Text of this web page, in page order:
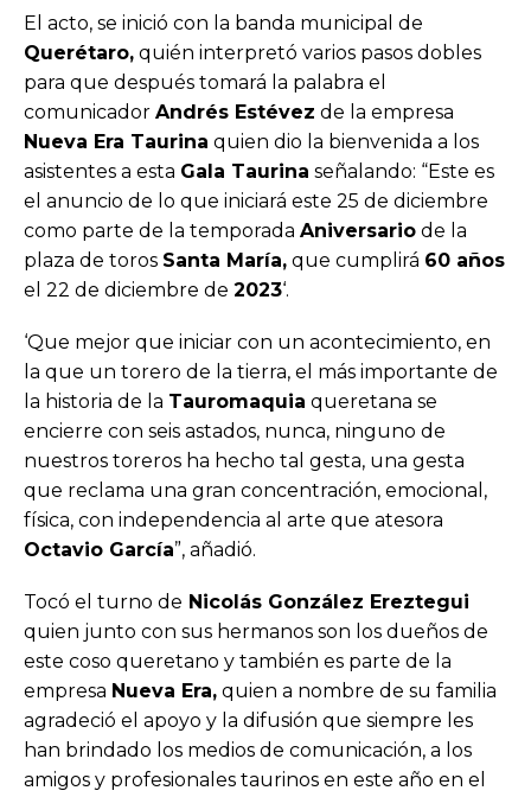
El acto, se inició con la banda municipal de
Querétaro, quién interpretó varios pasos dobles
para que después tomará la palabra el
comunicador Andrés Estévez de la empresa
Nueva Era Taurina quien dio la bienvenida a los
asistentes a esta Gala Taurina señalando: “Este es
el anuncio de lo que iniciará este 25 de diciembre
como parte de la temporada Aniversario de la
plaza de toros Santa María, que cumplirá 60 años
el 22 de diciembre de 2023‘.
‘Que mejor que iniciar con un acontecimiento, en
la que un torero de la tierra, el más importante de
la historia de la Tauromaquia queretana se
encierre con seis astados, nunca, ninguno de
nuestros toreros ha hecho tal gesta, una gesta
que reclama una gran concentración, emocional,
física, con independencia al arte que atesora
Octavio García”, añadió.
Tocó el turno de Nicolás González Ereztegui
quien junto con sus hermanos son los dueños de
este coso queretano y también es parte de la
empresa Nueva Era, quien a nombre de su familia
agradeció el apoyo y la difusión que siempre les
han brindado los medios de comunicación, a los
amigos y profesionales taurinos en este año en el